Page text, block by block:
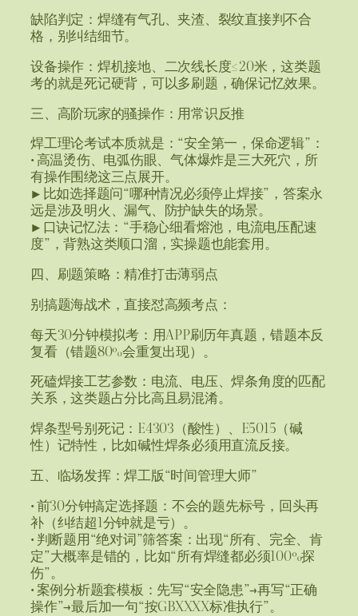
缺陷判定：焊缝有气孔、夹渣、裂纹直接判不合
格，别纠结细节。
设备操作：焊机接地、二次线长度≤20米，这类题
考的就是死记硬背，可以多刷题，确保记忆效果。
三、高阶玩家的骚操作：用常识反推
焊工理论考试本质就是：“安全第一，保命逻辑”：
• 高温烫伤、电弧伤眼、气体爆炸是三大死穴，所
有操作围绕这三点展开。
▶ 比如选择题问“哪种情况必须停止焊接”，答案永
远是涉及明火、漏气、防护缺失的场景。
▶ 口诀记忆法：“手稳心细看熔池，电流电压配速
度”，背熟这类顺口溜，实操题也能套用。
四、刷题策略：精准打击薄弱点
别搞题海战术，直接怼高频考点：
每天30分钟模拟考：用APP刷历年真题，错题本反
复看（错题80%会重复出现）。
死磕焊接工艺参数：电流、电压、焊条角度的匹配
关系，这类题占分比高且易混淆。
焊条型号别死记：E4303（酸性）、E5015（碱
性）记特性，比如碱性焊条必须用直流反接。
五、临场发挥：焊工版“时间管理大师”
• 前30分钟搞定选择题：不会的题先标号，回头再
补（纠结超1分钟就是亏）。
• 判断题用“绝对词”筛答案：出现“所有、完全、肯
定”大概率是错的，比如“所有焊缝都必须100%探
伤”。
• 案例分析题套模板：先写“安全隐患”→再写“正确
操作”→最后加一句“按GBXXXX标准执行”。